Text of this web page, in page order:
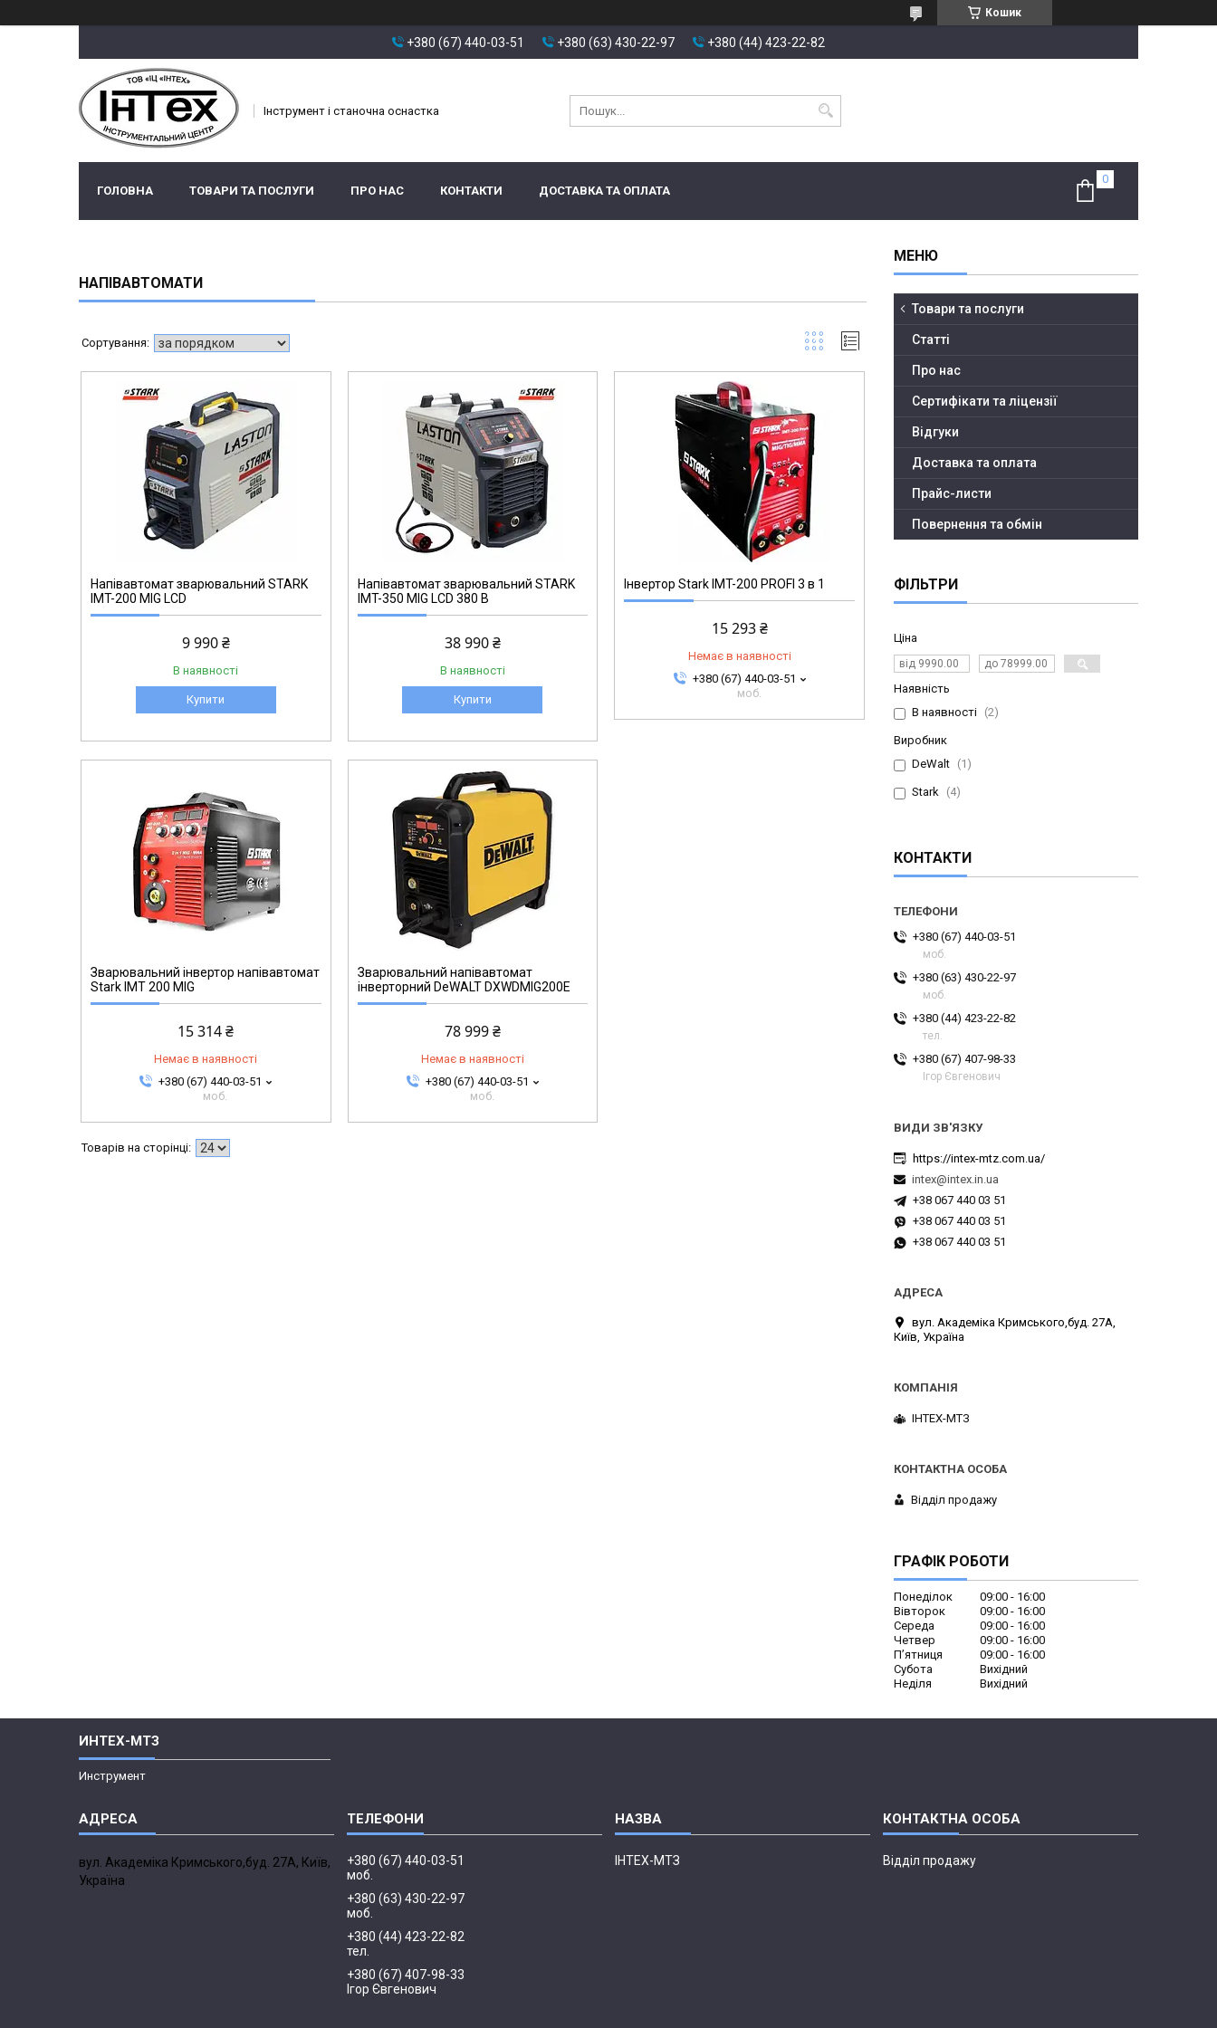
Кошик
+380 (67) 440-03-51 +380 (63) 430-22-97 +380 (44) 423-22-82
Інструмент і станочна оснастка
ГОЛОВНА ТОВАРИ ТА ПОСЛУГИ ПРО НАС КОНТАКТИ ДОСТАВКА ТА ОПЛАТА
НАПІВАВТОМАТИ
Напівавтомат зварювальний STARK
IMT-200 MIG LCD
9 990 ₴
В наявності
Купити
230600350
Напівавтомат зварювальний STARK
IMT-350 MIG LCD 380 В
38 990 ₴
В наявності
Купити
230060050
Інвертор Stark IMT-200 PROFI 3 в 1
15 293 ₴
Немає в наявності
+380 (67) 440-03-51
моб.
Зварювальний інвертор напівавтомат
Stark IMT 200 MIG
15 314 ₴
Немає в наявності
+380 (67) 440-03-51
моб.
DXWDMIG200E
Зварювальний напівавтомат
інверторний DeWALT DXWDMIG200E
78 999 ₴
Немає в наявності
+380 (67) 440-03-51
моб.
Товари та послуги
Статті
Про нас
Сертифікати та ліцензії
Відгуки
Доставка та оплата
Прайс-листи
Повернення та обмін
ФІЛЬТРИ
Ціна
Наявність
В наявності
2
Виробник
DeWalt
1
Stark 4
КОНТАКТИ
+380 (67) 440-03-51
моб.
+380 (63) 430-22-97
моб.
+380 (44) 423-22-82
тел.
+380 (67) 407-98-33
Ігор Євгенович
https://intex-mtz.com.ua/
intex@intex.in.ua
+38 067 440 03 51
+38 067 440 03 51
+38 067 440 03 51
вул. Академіка Кримського,буд. 27А,
Київ, Україна
ІНТЕХ-МТЗ
Відділ продажу
ГРАФІК РОБОТИ
Понеділок 09:00
16:00
Вівторок
09:00
16:00
Середа
09:00
16:00
Четвер
09:00
16:00
Пʼятниця
09:00
16:00
Субота
Вихідний
Неділя
Вихідний
ИНТЕХ-МТЗ
Инструмент
вул. Академіка Кримського,буд. 27А, Київ,
Україна
+380 (67) 440-03-51
моб.
+380 (63) 430-22-97
моб.
+380 (44) 423-22-82
тел.
+380 (67) 407-98-33
Ігор Євгенович
ІНТЕХ-МТЗ Відділ продажу